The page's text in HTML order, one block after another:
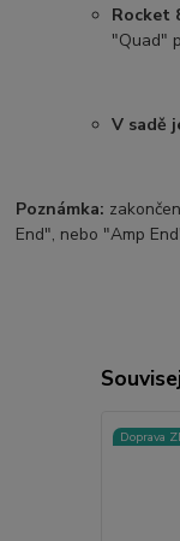
Rocket
"Quad"
V sadě
Poznámka:
End", nebo "Amp
Doprava